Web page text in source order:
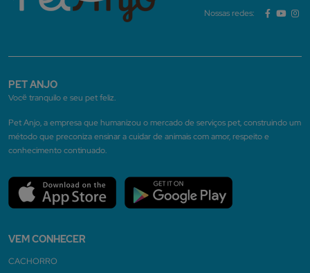
Nossas redes:
PET ANJO
Você tranquilo e seu pet feliz.
Pet Anjo, a empresa que humanizou o mercado de serviços pet, construindo um
método que preconiza ensinar a cuidar de animais com amor, respeito e
conhecimento continuado.
VEM CONHECER
CACHORRO